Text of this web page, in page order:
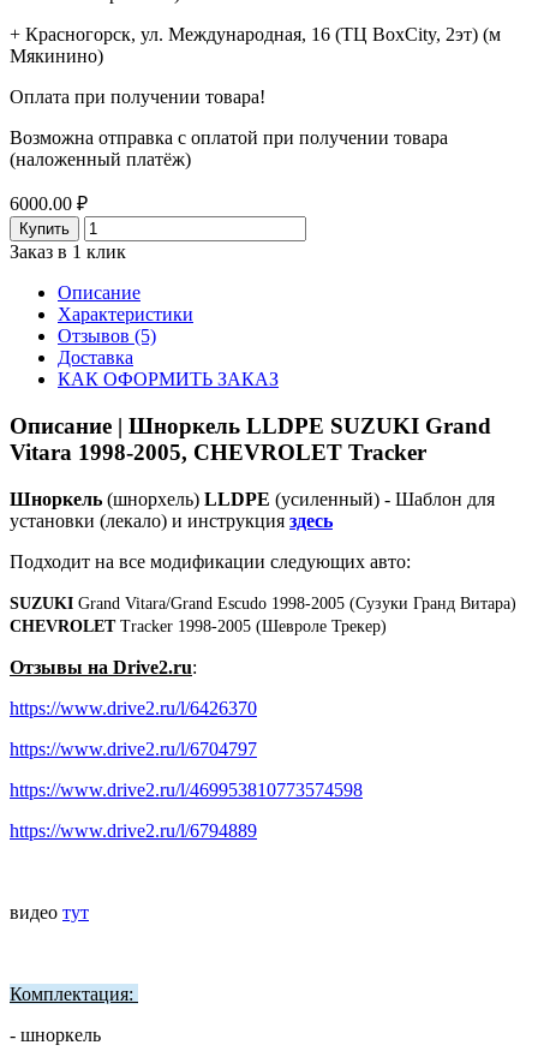
+ Красногорск, ул. Международная, 16 (ТЦ BoxСity, 2эт) (м
Мякинино)
Оплата при получении товара!
Возможна отправка с оплатой при получении товара
(наложенный платёж)
6000.00 ₽
Купить
Заказ в 1 клик
Описание
Характеристики
Отзывов (5)
Доставка
КАК ОФОРМИТЬ ЗАКАЗ
Описание | Шноркель LLDPE SUZUKI Grand
Vitara 1998-2005, CHEVROLET Tracker
Шноркель (шнорхель) LLDPE (усиленный) - Шаблон для
установки (лекало) и инструкция здесь
Подходит на все модификации следующих авто:
SUZUKI Grand Vitara/Grand Escudo 1998-2005 (Сузуки Гранд Витара)
CHEVROLET Tracker 1998-2005 (Шевроле Трекер)
Отзывы на Drive2.ru:
https://www.drive2.ru/l/6426370
https://www.drive2.ru/l/6704797
https://www.drive2.ru/l/469953810773574598
https://www.drive2.ru/l/6794889
видео тут
Комплектация:
- шноркель